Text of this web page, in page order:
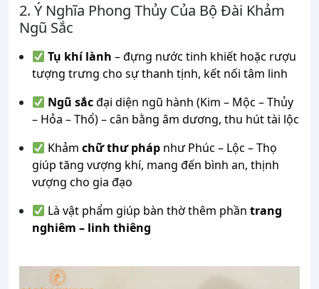
2. Ý Nghĩa Phong Thủy Của Bộ Đài Khảm
Ngũ Sắc
Tụ khí lành – đựng nước tinh khiết hoặc rượu
tượng trưng cho sự thanh tịnh, kết nối tâm linh
Ngũ sắcđại diện ngũ hành (Kim – Mộc – Thủy
– Hỏa – Thổ) – cân bằng âm dương, thu hút tài lộc
Khảmchữ thư pháp như Phúc – Lộc – Thọ
giúp tăng vượng khí, mang đến bình an, thịnh
vượng cho gia đạo
Là vật phẩm giúp bàn thờ thêm phầntrang
nghiêm – linh thiêng